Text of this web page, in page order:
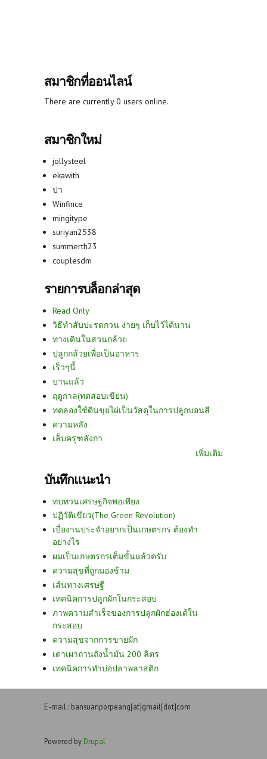
สมาชิกที่ออนไลน์
There are currently 0 users online.
สมาชิกใหม่
jollysteel
ekawith
ปา
Winfince
mingitype
suriyan2538
summerth23
couplesdm
รายการบล็อกล่าสุด
Read Only
วิธีทำสับปะรดกวน ง่ายๆ เก็บไว้ได้นาน
ทางเดินในสวนกล้วย
ปลูกกล้วยเพื่อเป็นอาหาร
เร็วๆนี้
บานแล้ว
ฤดูกาล(ทดสอบเขียน)
ทดลองใช้ดินขุยไผ่เป็นวัสดุในการปลูกบอนสี
ความหลัง
เล็บครุฑลังกา
เพิ่มเติม
บันทึกแนะนำ
ทบทวนเศรษฐกิจพอเพียง
ปฏิวัติเขียว(The Green Revolution)
เบื่องานประจำอยากเป็นเกษตรกร ต้องทำ
อย่างไร
ผมเป็นเกษตรกรเต็มขั้นแล้วครับ
ความสุขที่ถูกมองข้าม
เส้นทางเศรษฐี
เทคนิคการปลูกผักในกระสอบ
ภาพความสำเร็จของการปลูกผักฮ่องเต้ใน
กระสอบ
ความสุขจากการขายผัก
เตาเผาถ่านถังน้ำมัน 200 ลิตร
เทคนิคการทำบ่อปลาพลาสติก
E-mail : bansuanporpeang[at]gmail[dot]com
Powered by Drupal